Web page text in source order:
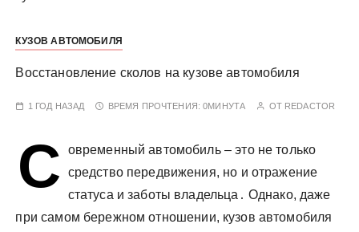
КУЗОВ АВТОМОБИЛЯ
Восстановление сколов на кузове автомобиля
1 ГОД НАЗАД ВРЕМЯ ПРОЧТЕНИЯ:0МИНУТА ОТ REDACTOR
С
овременный автомобиль – это не только
средство передвижения, но и отражение
статуса и заботы владельца․ Однако, даже
при самом бережном отношении, кузов автомобиля